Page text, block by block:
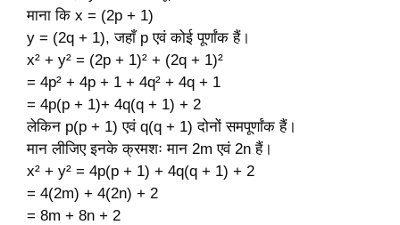
माना कि x = (2p + 1)
y = (2q + 1), जहाँ p एवं कोई पूर्णांक हैं।
x² + y² = (2p + 1)² + (2q + 1)²
= 4p² + 4p + 1 + 4q² + 4q + 1
= 4p(p + 1)+ 4q(q + 1) + 2
लेकिन p(p + 1) एवं q(q + 1) दोनों समपूर्णांक हैं।
मान लीजिए इनके क्रमशः मान 2m एवं 2n हैं।
x² + y² = 4p(p + 1) + 4q(q + 1) + 2
= 4(2m) + 4(2n) + 2
= 8m + 8n + 2